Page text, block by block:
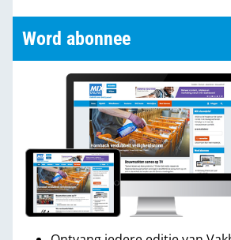
Word abonnee